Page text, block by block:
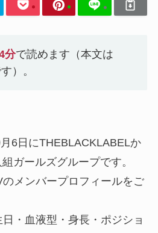
分で読めます（本文は
）。
6日にTHEBLACKLABELか
ガールズグループです。
メンバープロフィールをご
・血液型・身長・ポジショ